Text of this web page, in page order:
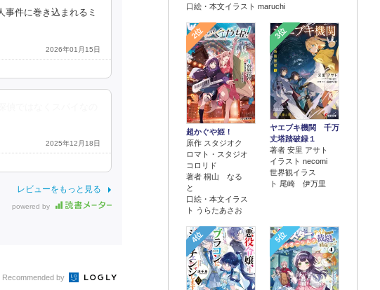
件に巻き込まれるミ
2026年01月15日
2025年12月18日
レビューをもっと見る
powered by
口絵・本文イラスト maruchi
2位
超かぐや姫！
原作 スタジオク
ロマト・スタジオ
コロリド
著者 桐山 なる
と
口絵・本文イラス
ト うらたあさお
3位
ヤエブキ機関 千万
丈塔踏破録１
著者 安里 アサト
イラスト necomi
世界観イラス
ト 尾崎 伊万里
4位 5位
Recommended by